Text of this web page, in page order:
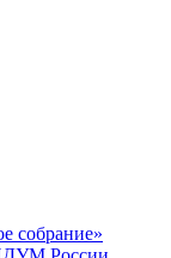
собрание»